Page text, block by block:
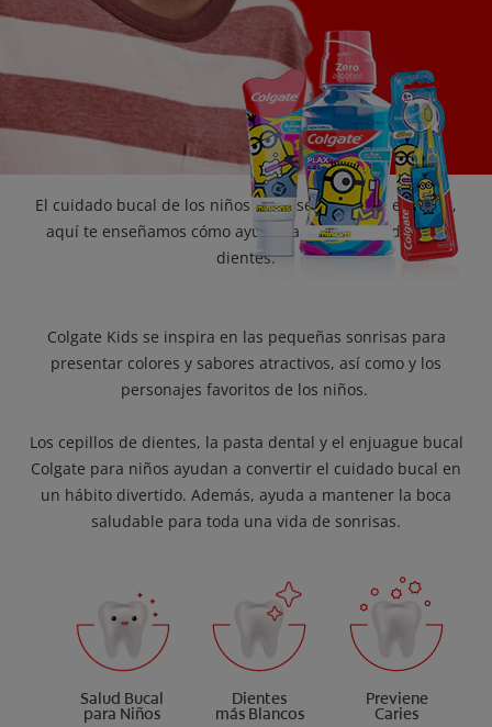
El cuidado bucal de los niños debe ser más que especial,
aquí te enseñamos cómo ayudar a tu hijo a cuidar sus
dientes.
Colgate Kids se inspira en las pequeñas sonrisas para
presentar colores y sabores atractivos, así como y los
personajes favoritos de los niños.
Los cepillos de dientes, la pasta dental y el enjuague bucal
Colgate para niños ayudan a convertir el cuidado bucal en
un hábito divertido. Además, ayuda a mantener la boca
saludable para toda una vida de sonrisas.
Salud Bucal
para Niños
Dientes
más Blancos
Previene
Caries